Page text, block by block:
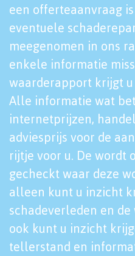
een offerteaanvraag
eventuele
meegenomen in ons
enkele informatie
waarderapport krijgt
Alle informatie wat
internetprijzen,
adviesprijs voor de
rijtje voor u. De wordt
gecheckt waar deze
alleen kunt u inzicht
schadeverleden en de
ook kunt u inzicht
tellerstand en